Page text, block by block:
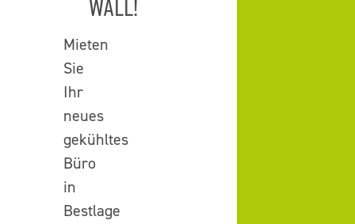
WALL!
Mieten
Sie
Ihr
neues
gekühltes
Büro
in
Bestlage